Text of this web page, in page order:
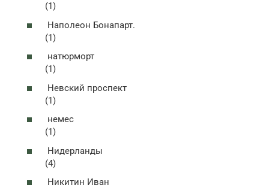
(1)
Наполеон Бонапарт.
(1)
натюрморт
(1)
Невский проспект
(1)
немес
(1)
Нидерланды
(4)
Никитин Иван